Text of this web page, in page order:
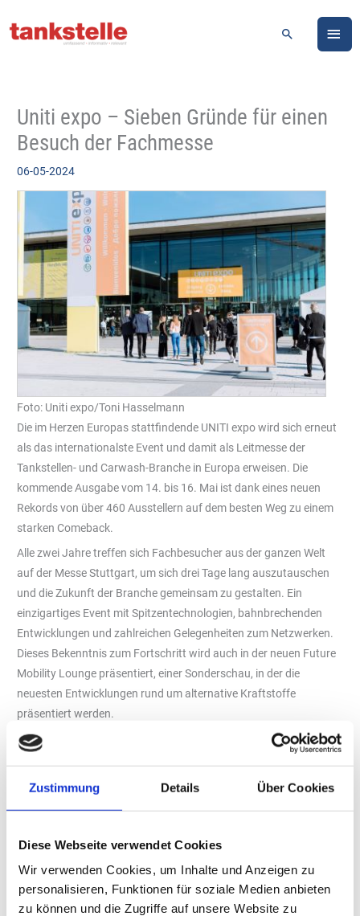
Zustimmung Details Über Cookies
Diese Webseite verwendet Cookies
Wir verwenden Cookies, um Inhalte und Anzeigen zu
personalisieren, Funktionen für soziale Medien anbieten
zu können und die Zugriffe auf unsere Website zu
Inhalt
Suchen
Uniti expo – Sieben Gründe für einen
Besuch der Fachmesse
06-05-2024
Foto: Uniti expo/Toni Hasselmann
Die im Herzen Europas stattfindende UNITI expo wird sich erneut
als das internationalste Event und damit als Leitmesse der
Tankstellen- und Carwash-Branche in Europa erweisen. Die
kommende Ausgabe vom 14. bis 16. Mai ist dank eines neuen
Rekords von über 460 Ausstellern auf dem besten Weg zu einem
starken Comeback.
Alle zwei Jahre treffen sich Fachbesucher aus der ganzen Welt
auf der Messe Stuttgart, um sich drei Tage lang auszutauschen
und die Zukunft der Branche gemeinsam zu gestalten. Ein
einzigartiges Event mit Spitzentechnologien, bahnbrechenden
Entwicklungen und zahlreichen Gelegenheiten zum Netzwerken.
Dieses Bekenntnis zum Fortschritt wird auch in der neuen Future
Mobility Lounge präsentiert, einer Sonderschau, in der die
neuesten Entwicklungen rund um alternative Kraftstoffe
präsentiert werden.
Hier sind sieben Gründe, warum Sie die kommende Ausgabe nicht
Erstklassige Einblicke von führenden Unternehmen aus der
Einblicken von Branchenexperten.
Informieren Sie sich auf 40.000 m² Ausstellungsfläche und